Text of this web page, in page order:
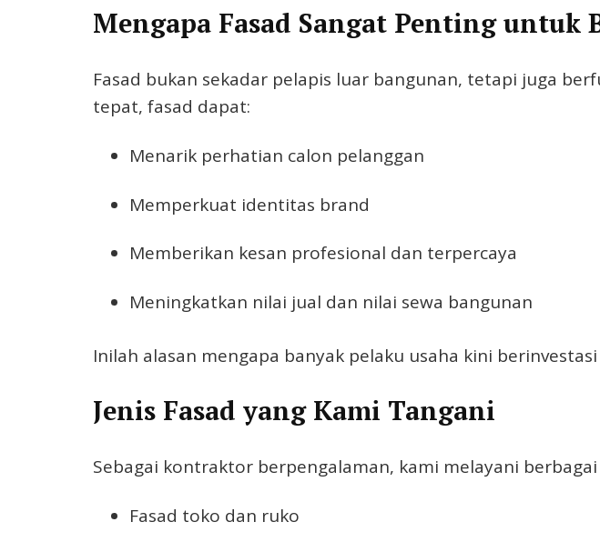
Mengapa Fasad Sangat Penting untuk
Fasad bukan sekadar pelapis luar bangunan, tetapi juga
tepat, fasad dapat:
Menarik perhatian calon pelanggan
Memperkuat identitas brand
Memberikan kesan profesional dan terpercaya
Meningkatkan nilai jual dan nilai sewa bangunan
Inilah alasan mengapa banyak pelaku usaha kini
Jenis Fasad yang Kami Tangani
Sebagai kontraktor berpengalaman, kami melayani
Fasad toko dan ruko